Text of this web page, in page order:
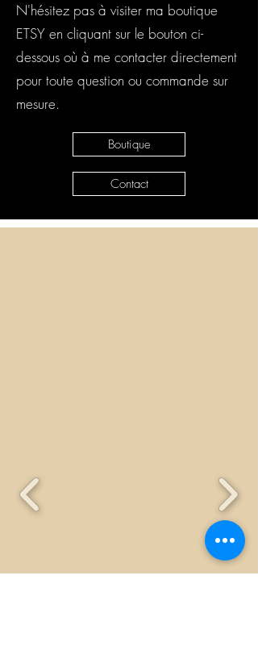
N'hésitez pas à visiter ma boutique
ETSY en cliquant sur le bouton ci-
dessous où à me contacter directement
pour toute question ou commande sur
mesure.
Boutique
Contact